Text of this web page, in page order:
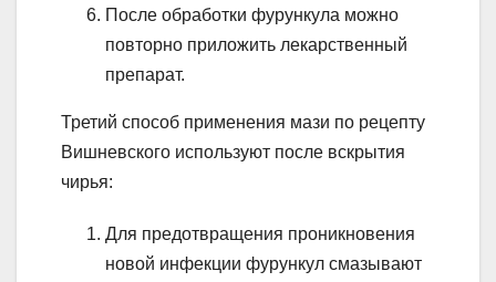
После обработки фурункула можно
повторно приложить лекарственный
препарат.
Третий способ применения мази по рецепту
Вишневского используют после вскрытия
чирья:
Для предотвращения проникновения
новой инфекции фурункул смазывают